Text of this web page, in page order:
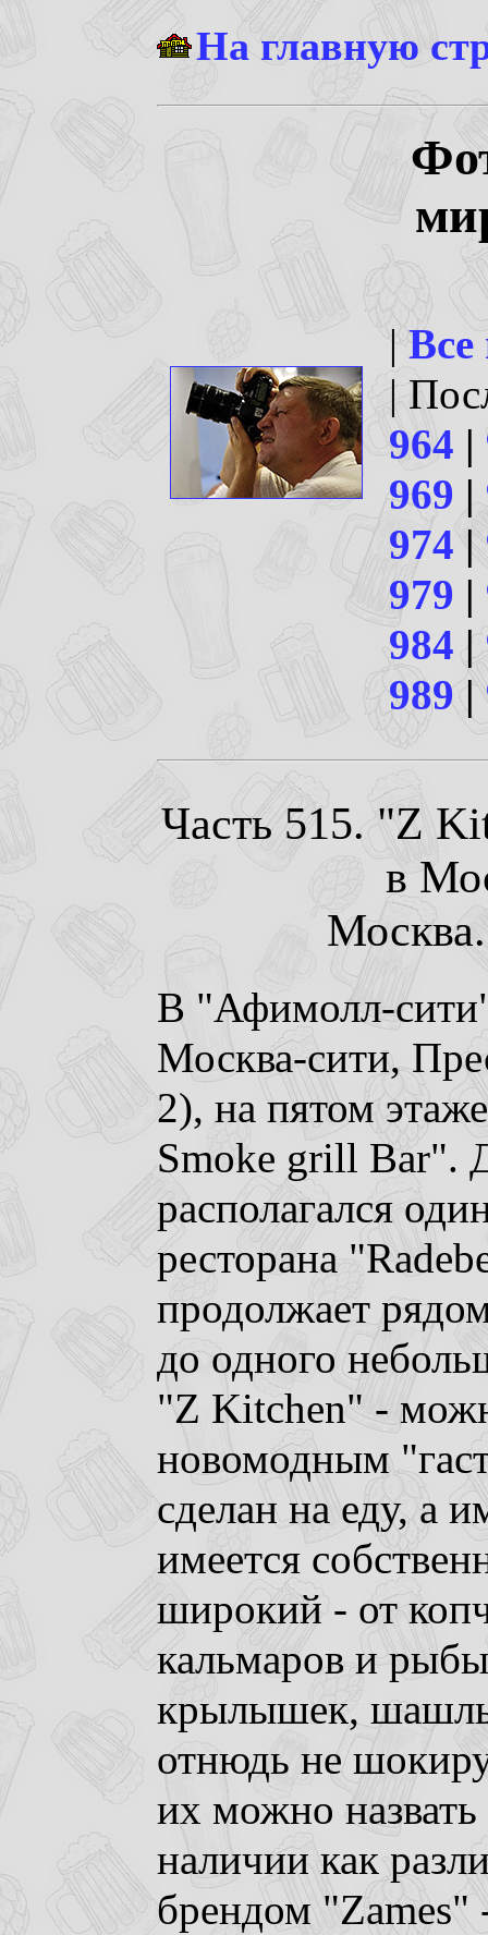
На главную
|
|
964 |
969 |
974|
979 |
984 |
989|
Часть 515. "Z
в
В "Афимолл-
Москва-сити,
2), на пятом
Smoke grill Bar".
располагался
ресторана
продолжает
до одного
"Z Kitchen" -
новомодным
сделан на еду, а
имеется
широкий - от
кальмаров и
крылышек,
отнюдь не
их можно
наличии как
брендом